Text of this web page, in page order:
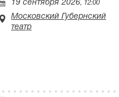
19 сентября 2026, 12:00
Московский Губернский
театр